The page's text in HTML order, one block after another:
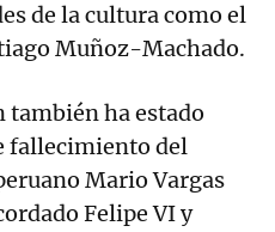
de la cultura como el
Muñoz-Machado.
también ha estado
fallecimiento del
Mario Vargas
Felipe VI y